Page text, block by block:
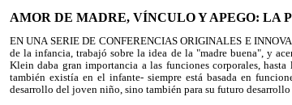
AMOR DE MADRE, VÍNCULO Y APEGO: LA
EN UNA SERIE DE CONFERENCIAS ORIGINALES E
de la infancia, trabajó sobre la idea de la "madre buena", y
Klein daba gran importancia a las funciones corporales,
también existía en el infante- siempre está basada en
desarrollo del joven niño, sino también para su futuro